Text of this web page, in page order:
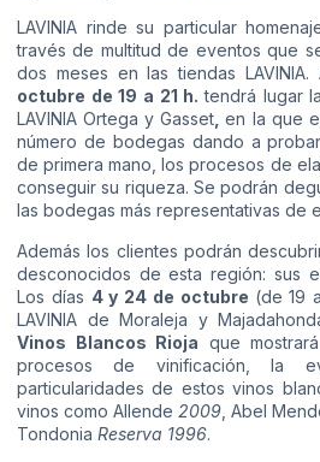
LAVINIA rinde su particular
través de multitud de eventos que
dos meses en las tiendas LAVINIA.
octubre de 19 a 21 h.tendrá lugar la
LAVINIA Ortega y Gasset,en la que
número de bodegas dando a
de primera mano, los procesos de
conseguir su riqueza. Se podrán
las bodegas más representativas de
Además los clientes podrán
desconocidos de esta región: sus
Los días 4 y 24 de octubre (de 19
LAVINIA de Moraleja y
Vinos Blancos Rioja que
procesos de vinificación, la
particularidades de estos vinos
vinos como Allende 2009 , Abel
Tondonia Reserva 1996.